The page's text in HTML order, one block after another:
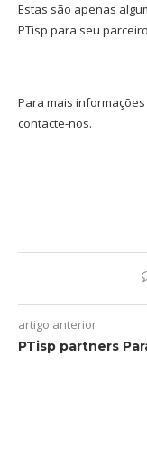
Estas são apenas
PTisp para seu
Para mais
contacte-nos.
artigo anterior
PTisp partners